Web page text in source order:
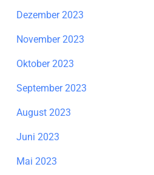
Dezember 2023
November 2023
Oktober 2023
September 2023
August 2023
Juni 2023
Mai 2023